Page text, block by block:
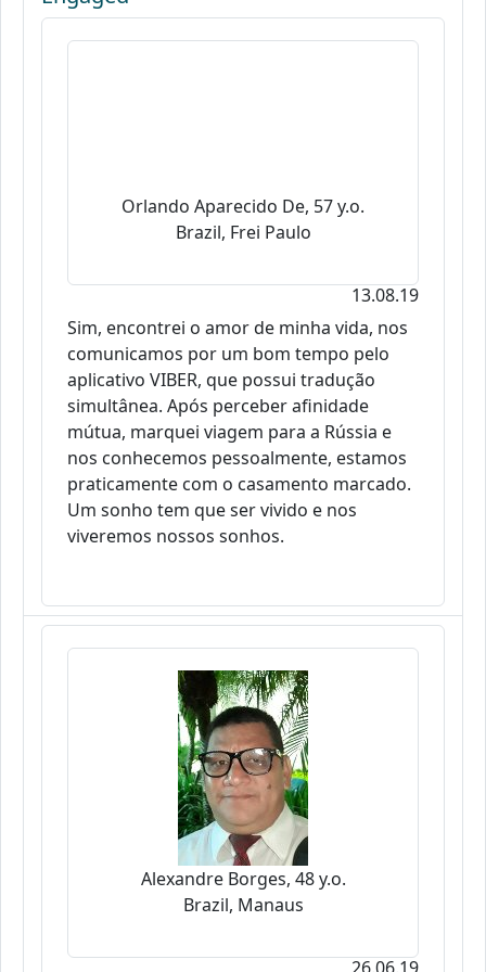
Orlando Aparecido De, 57 y.o.
Brazil, Frei Paulo
13.08.19
Sim, encontrei o amor de minha vida, nos
comunicamos por um bom tempo pelo
aplicativo VIBER, que possui tradução
simultânea. Após perceber afinidade
mútua, marquei viagem para a Rússia e
nos conhecemos pessoalmente, estamos
praticamente com o casamento marcado.
Um sonho tem que ser vivido e nos
viveremos nossos sonhos.
Alexandre Borges, 48 y.o.
Brazil, Manaus